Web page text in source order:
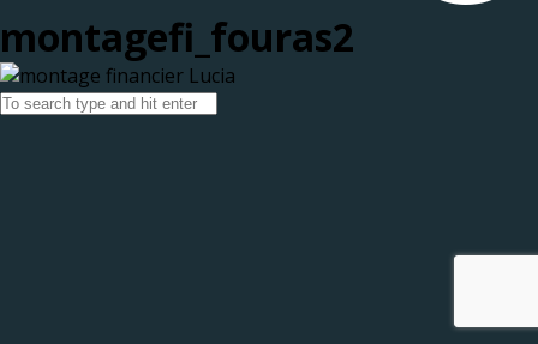
montagefi_fouras2